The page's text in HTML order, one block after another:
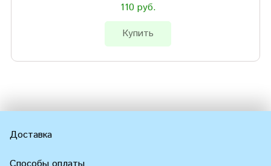
110 руб.
Купить
Доставка